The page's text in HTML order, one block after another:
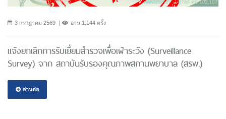
3 กรกฎาคม 2569 อ่าน 1,144 ครั้ง
แจ้งยกเลิกการรับเยี่ยมสำรวจเพื่อเฝ้าระวัง (Surveillance
Survey) จาก สถาบันรับรองคุณภาพสถานพยาบาล (สรพ.)
อ่านต่อ